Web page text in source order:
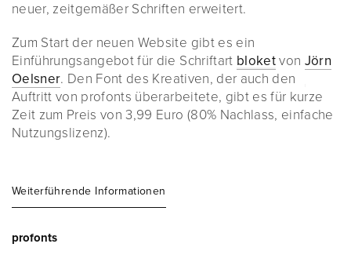
neuer, zeitgemäßer Schriften erweitert.
Zum Start der neuen Website gibt es ein
Einführungsangebot für die Schriftart bloketvon Jörn
Oelsner. Den Font des Kreativen, der auch den
Auftritt von profonts überarbeitete, gibt es für kurze
Zeit zum Preis von 3,99 Euro (80% Nachlass, einfache
Nutzungslizenz).
Weiterführende Informationen
profonts